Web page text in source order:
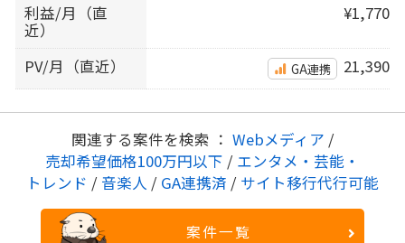
利益/月（直
近）
¥1,770
PV/月（直近） GA連携 21,390
関連する案件を検索 ： Webメディア /
売却希望価格100万円以下 / エンタメ・芸能・
トレンド / 音楽人 / GA連携済 / サイト移行代行可能
案件一覧